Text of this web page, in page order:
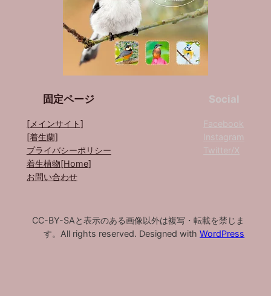
固定ページ
[メインサイト]
[着生蘭]
プライバシーポリシー
着生植物[Home]
お問い合わせ
Social
Facebook
Instagram
Twitter/X
CC-BY-SAと表示のある画像以外は複写・転載を禁じま
す。All rights reserved. Designed withWordPress